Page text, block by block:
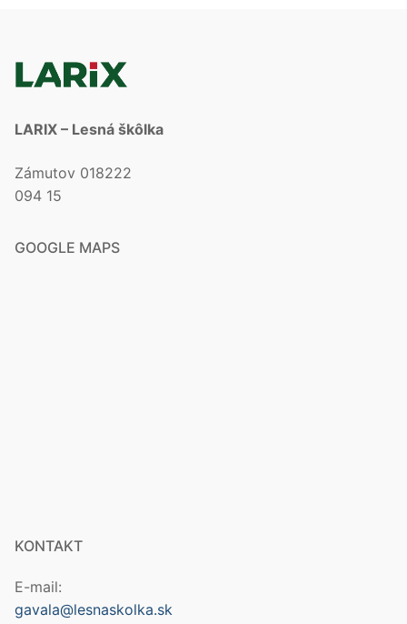
LARIX – Lesná škôlka
Zámutov 018222
094 15
GOOGLE MAPS
KONTAKT
E-mail:
gavala@lesnaskolka.sk